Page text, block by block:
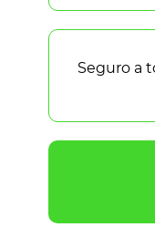
Seguro a